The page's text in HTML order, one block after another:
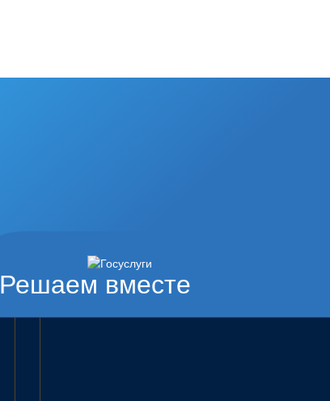
Решаем вместе